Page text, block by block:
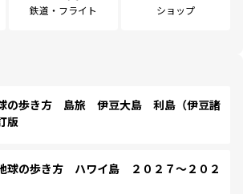
鉄道・フライト ショップ
の歩き方 島旅 伊豆大島 利島（伊豆諸
版
球の歩き方 ハワイ島 ２０２７～２０２